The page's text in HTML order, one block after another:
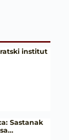
institut
Sastanak